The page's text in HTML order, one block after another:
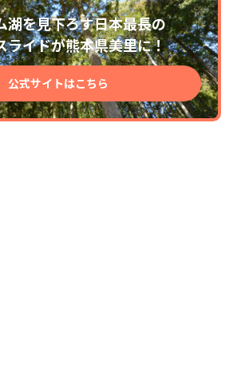
湖を見下ろす日本最長の
ライドが熊本県美里に！
公式サイトはこちら